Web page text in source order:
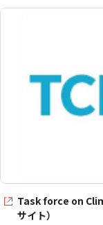
Task force on
サイト）